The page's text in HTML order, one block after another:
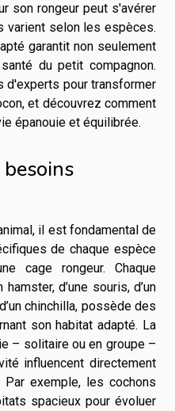
son rongeur peut s'avérer
varient selon les espèces.
garantit non seulement
du petit compagnon.
d'experts pour transformer
et découvrez comment
épanouie et équilibrée.
il est fondamental de
de chaque espèce
cage rongeur. Chaque
hamster, d’une souris, d’un
chinchilla, possède des
son habitat adapté. La
– solitaire ou en groupe –
influencent directement
Par exemple, les cochons
spacieux pour évoluer